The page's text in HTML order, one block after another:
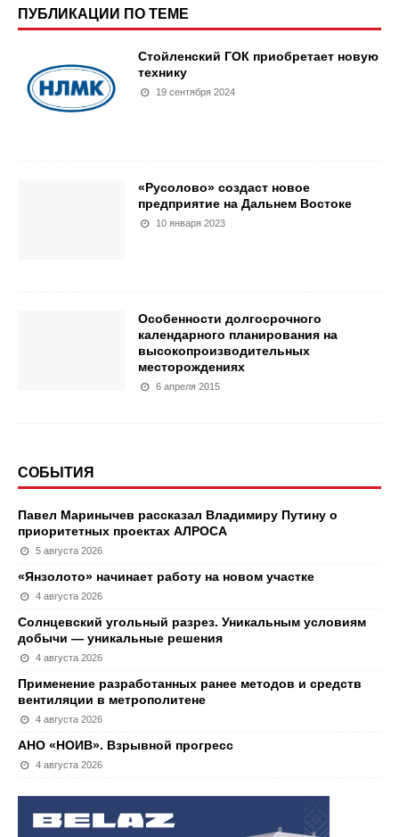
ПУБЛИКАЦИИ ПО ТЕМЕ
Стойленский ГОК приобретает новую
технику
19 сентября 2024
«Русолово» создаст новое
предприятие на Дальнем Востоке
10 января 2023
Особенности долгосрочного
календарного планирования на
высокопроизводительных
месторождениях
6 апреля 2015
СОБЫТИЯ
Павел Маринычев рассказал Владимиру Путину о
приоритетных проектах АЛРОСА
5 августа 2026
«Янзолото» начинает работу на новом участке
4 августа 2026
Солнцевский угольный разрез. Уникальным условиям
добычи — уникальные решения
4 августа 2026
Применение разработанных ранее методов и средств
вентиляции в метрополитене
4 августа 2026
АНО «НОИВ». Взрывной прогресс
4 августа 2026